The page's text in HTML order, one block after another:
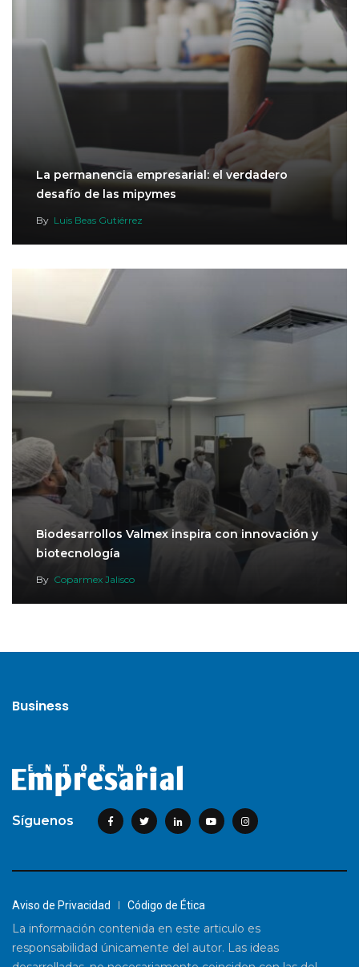
La permanencia empresarial: el verdadero
desafío de las mipymes
By Luis Beas Gutiérrez
Biodesarrollos Valmex inspira con innovación y
biotecnología
By Coparmex Jalisco
Business
Síguenos
Aviso de Privacidad Código de Ética
La información contenida en este articulo es
responsabilidad únicamente del autor. Las ideas